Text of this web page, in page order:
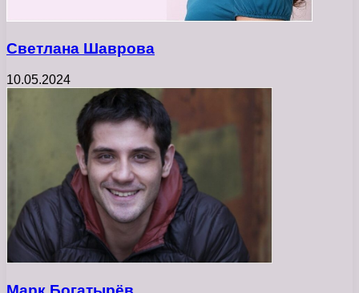
Светлана Шаврова
10.05.2024